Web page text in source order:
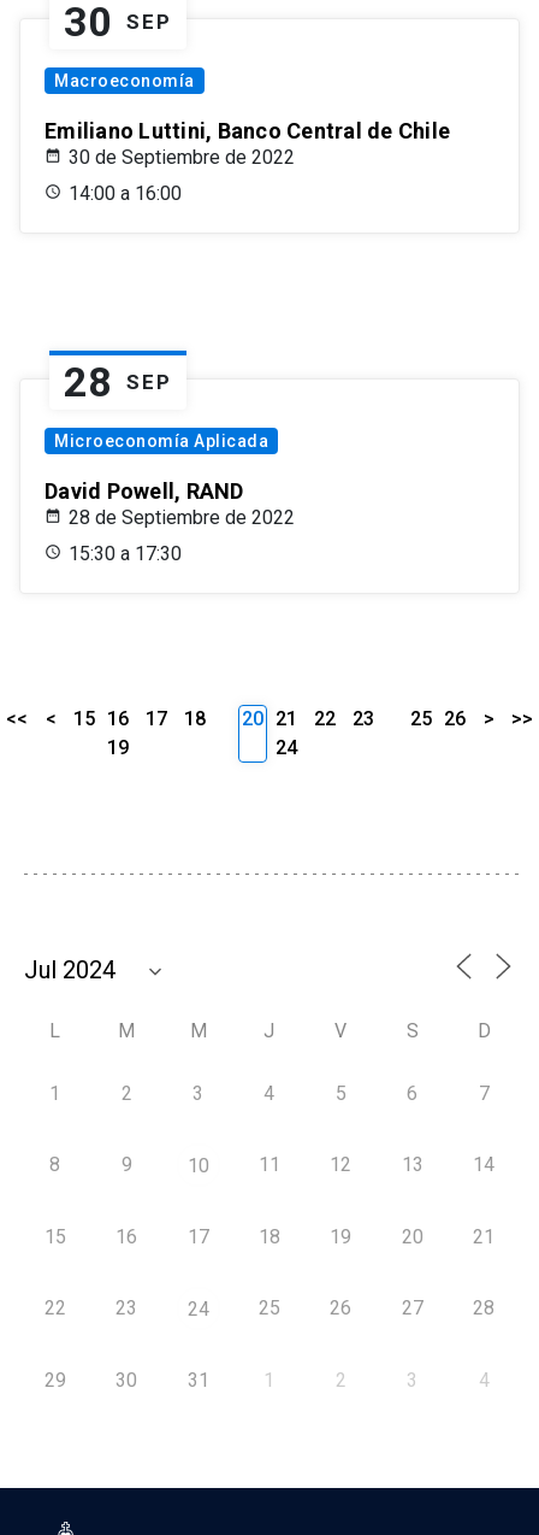
30 SEP
Macroeconomía
Emiliano Luttini, Banco Central de Chile
30 de Septiembre de 2022
14:00 a 16:00
28 SEP
Microeconomía Aplicada
David Powell, RAND
28 de Septiembre de 2022
15:30 a 17:30
<< < 15 16 17
18
19
20 21 22
23
24
25 26 > >>
L M M J V S D
1 2 3 4 5 6 7
8 9 10 11 12 13 14
15 16 17 18 19 20 21
22 23 24 25 26 27 28
29 30 31 1 2 3 4